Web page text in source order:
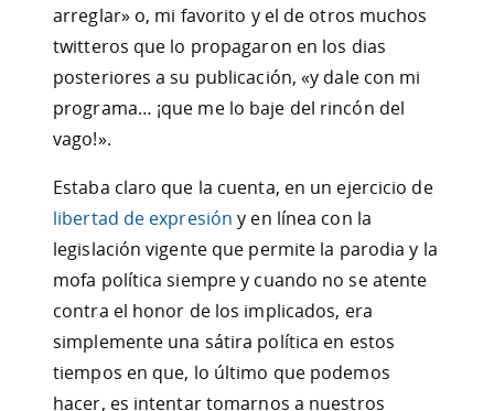
arreglar» o, mi favorito y el de otros muchos
twitteros que lo propagaron en los dias
posteriores a su publicación, «y dale con mi
programa… ¡que me lo baje del rincón del
vago!».
Estaba claro que la cuenta, en un ejercicio de
libertad de expresión y en línea con la
legislación vigente que permite la parodia y la
mofa política siempre y cuando no se atente
contra el honor de los implicados, era
simplemente una sátira política en estos
tiempos en que, lo último que podemos
hacer, es intentar tomarnos a nuestros